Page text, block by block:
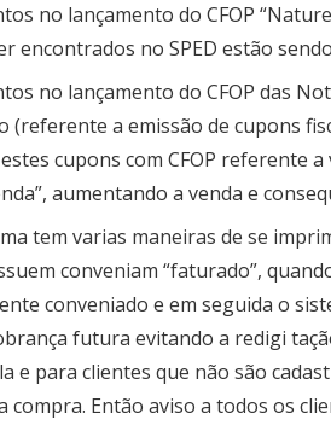
no lançamento do CFOP
encontrados no SPED estão
no lançamento do CFOP das
(referente a emissão de cupons
cupons com CFOP referente
aumentando a venda e
tem varias maneiras de se
conveniam “faturado”,
conveniado e em seguida o
futura evitando a redigi
e para clientes que não são
compra. Então aviso a todos os